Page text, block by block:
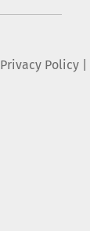
Privacy Policy|